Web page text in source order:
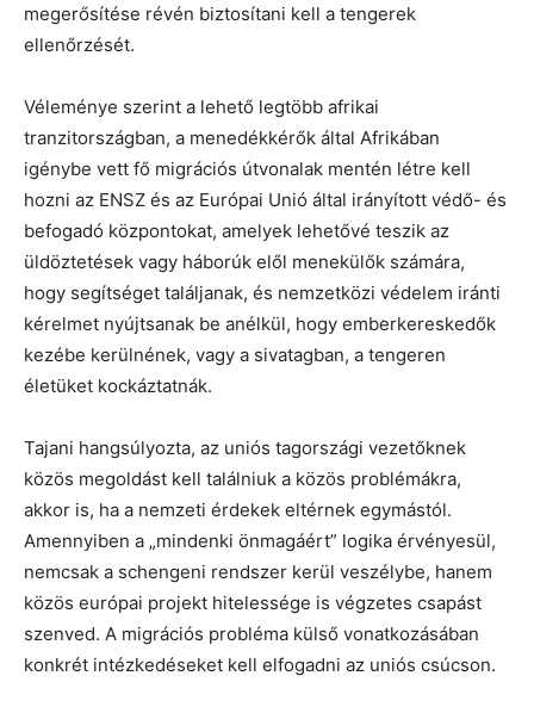
megerősítése révén biztosítani kell a tengerek
ellenőrzését.
Véleménye szerint a lehető legtöbb afrikai
tranzitországban, a menedékkérők által Afrikában
igénybe vett fő migrációs útvonalak mentén létre kell
hozni az ENSZ és az Európai Unió által irányított védő- és
befogadó központokat, amelyek lehetővé teszik az
üldöztetések vagy háborúk elől menekülők számára,
hogy segítséget találjanak, és nemzetközi védelem iránti
kérelmet nyújtsanak be anélkül, hogy emberkereskedők
kezébe kerülnének, vagy a sivatagban, a tengeren
életüket kockáztatnák.
Tajani hangsúlyozta, az uniós tagországi vezetőknek
közös megoldást kell találniuk a közös problémákra,
akkor is, ha a nemzeti érdekek eltérnek egymástól.
Amennyiben a „mindenki önmagáért” logika érvényesül,
nemcsak a schengeni rendszer kerül veszélybe, hanem
közös európai projekt hitelessége is végzetes csapást
szenved. A migrációs probléma külső vonatkozásában
konkrét intézkedéseket kell elfogadni az uniós csúcson.